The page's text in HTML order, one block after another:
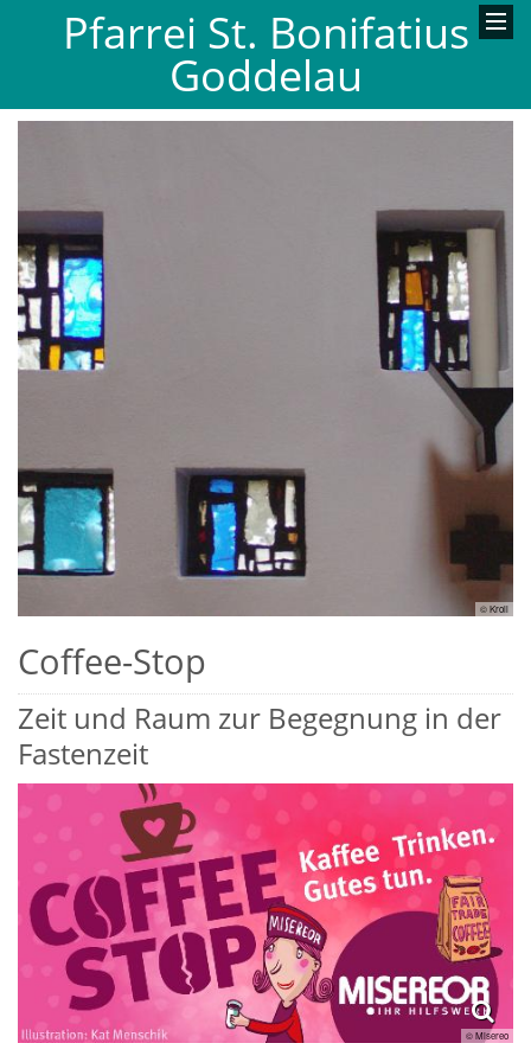
Pfarrei St. Bonifatius
Goddelau
© Kroll
Coffee-Stop
Zeit und Raum zur Begegnung in der
Fastenzeit
© Misereo